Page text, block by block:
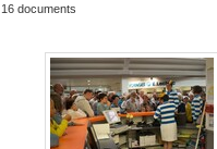
16 documents